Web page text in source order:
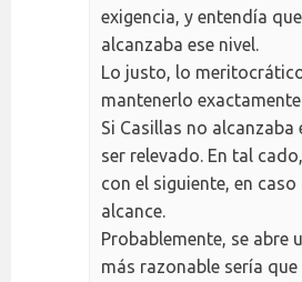
exigencia, y entendía
alcanzaba ese nivel.
Lo justo, lo
mantenerlo
Si Casillas no alcanzaba
ser relevado. En tal
con el siguiente, en
alcance.
Probablemente, se abre
más razonable sería